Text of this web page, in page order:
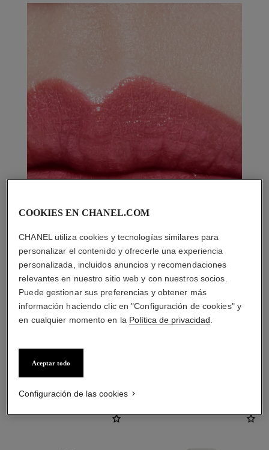
LA COMBINACIÓN PERFECTA
COOKIES EN CHANEL.COM
CHANEL utiliza cookies y tecnologías similares para
personalizar el contenido y ofrecerle una experiencia
personalizada, incluidos anuncios y recomendaciones
relevantes en nuestro sitio web y con nuestros socios.
Puede gestionar sus preferencias y obtener más
información haciendo clic en "Configuración de cookies" y
en cualquier momento en la Política de privacidad
Aceptar todo
Configuración de las cookies